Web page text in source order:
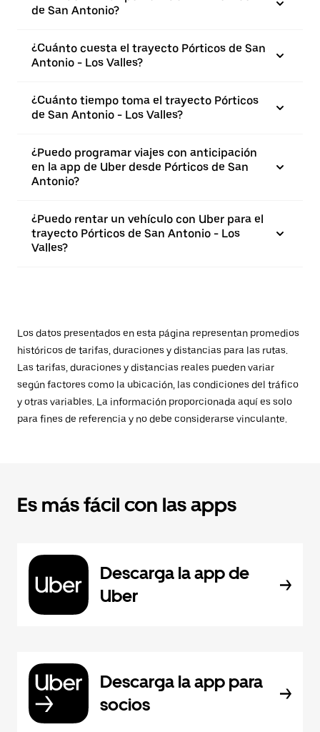
de San Antonio?
¿Cuánto cuesta el trayecto Pórticos de San
Antonio - Los Valles?
¿Cuánto tiempo toma el trayecto Pórticos
de San Antonio - Los Valles?
¿Puedo programar viajes con anticipación
en la app de Uber desde Pórticos de San
Antonio?
¿Puedo rentar un vehículo con Uber para el
trayecto Pórticos de San Antonio - Los
Valles?
Los datos presentados en esta página representan promedios
históricos de tarifas, duraciones y distancias para las rutas.
Las tarifas, duraciones y distancias reales pueden variar
según factores como la ubicación, las condiciones del tráfico
y otras variables. La información proporcionada aquí es solo
para fines de referencia y no debe considerarse vinculante.
Es más fácil con las apps
Descarga la app de
Uber
Descarga la app para
socios